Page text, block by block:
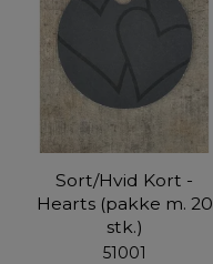
Sort/Hvid Kort -
Hearts (pakke m. 20
stk.)
51001